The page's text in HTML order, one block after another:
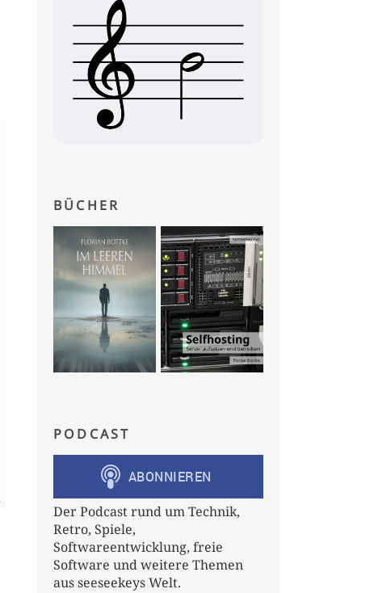
BÜCHER
PODCAST
Der Podcast rund um Technik,
Retro, Spiele,
Softwareentwicklung, freie
Software und weitere Themen
aus seeseekeys Welt.